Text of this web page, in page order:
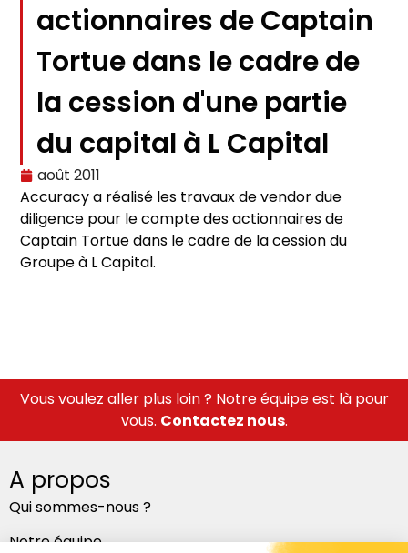
actionnaires de Captain
Tortue dans le cadre de
la cession d'une partie
du capital à L Capital
août 2011
Accuracy a réalisé les travaux de vendor due
diligence pour le compte des actionnaires de
Captain Tortue dans le cadre de la cession du
Groupe à L Capital.
Vous voulez aller plus loin ? Notre équipe est là pour
vous. Contactez nous.
A propos
Qui sommes-nous ?
Notre équipe